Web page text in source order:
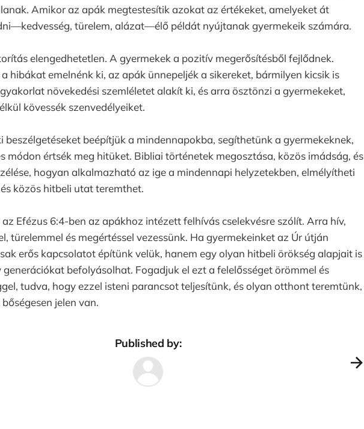
Amikor az apák megtestesítik azokat az értékeket, amelyeket át
türelem, alázat—élő példát nyújtanak gyermekeik számára.
elengedhetetlen. A gyermekek a pozitív megerősítésből fejlődnek.
hibákat emelnénk ki, az apák ünnepeljék a sikereket, bármilyen kicsik is
növekedési szemléletet alakít ki, és arra ösztönzi a gyermekeket,
kövessék szenvedélyeiket.
beszélgetéseket beépítjük a mindennapokba, segíthetünk a gyermekeknek,
módon értsék meg hitüket. Bibliai történetek megosztása, közös imádság, és
hogyan alkalmazható az ige a mindennapi helyzetekben, elmélyítheti
közös hitbeli utat teremthet.
Efézus 6:4-ben az apákhoz intézett felhívás cselekvésre szólít. Arra hív,
türelemmel és megértéssel vezessünk. Ha gyermekeinket az Úr útján
erős kapcsolatot építünk velük, hanem egy olyan hitbeli örökség alapjait is
generációkat befolyásolhat. Fogadjuk el ezt a felelősséget örömmel és
tudva, hogy ezzel isteni parancsot teljesítünk, és olyan otthont teremtünk,
jelen van.
Published by: